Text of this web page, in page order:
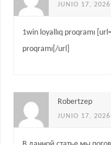
JUNIO 17,
1win loyallıq proqramı
proqramı[/url]
Robertzep
JUNIO 17,